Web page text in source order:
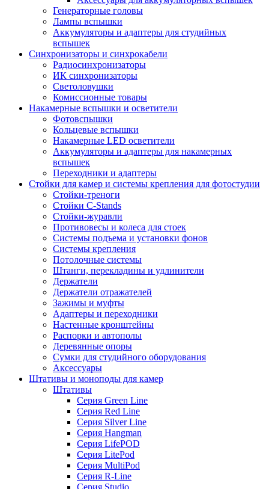
Генераторные головы
Лампы вспышки
Аккумуляторы и адаптеры для студийных
вспышек
Синхронизаторы и синхрокабели
Радиосинхронизаторы
ИК синхронизаторы
Светоловушки
Комиссионные товары
Накамерные вспышки и осветители
Фотовспышки
Кольцевые вспышки
Накамерные LED осветители
Аккумуляторы и адаптеры для накамерных
вспышек
Переходники и адаптеры
Стойки для камер и системы крепления для фотостудии
Стойки-треноги
Стойки C-Stands
Стойки-журавли
Противовесы и колеса для стоек
Системы подъема и установки фонов
Системы крепления
Потолочные системы
Штанги, перекладины и удлинители
Держатели
Держатели отражателей
Зажимы и муфты
Адаптеры и переходники
Настенные кронштейны
Распорки и автополы
Деревянные опоры
Сумки для студийного оборудования
Аксессуары
Штативы и моноподы для камер
Штативы
Серия Green Line
Серия Red Line
Серия Silver Line
Серия Hangman
Серия LifePOD
Серия LitePod
Серия MultiPod
Серия R-Line
Серия Studio